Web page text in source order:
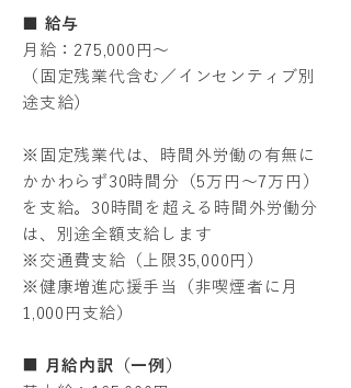
■ 給与
月給：275,000円〜
（固定残業代含む／インセンティブ別
途支給）
※固定残業代は、時間外労働の有無に
かかわらず30時間分（5万円〜7万円）
を支給。30時間を超える時間外労働分
は、別途全額支給します
※交通費支給（上限35,000円）
※健康増進応援手当（非喫煙者に月
1,000円支給）
月給内訳（一例）